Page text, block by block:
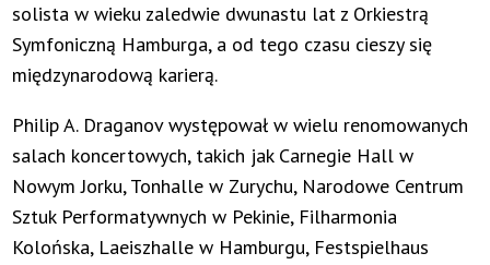
solista w wieku zaledwie dwunastu lat z Orkiestrą
Symfoniczną Hamburga, a od tego czasu cieszy się
międzynarodową karierą.
Philip A. Draganov występował w wielu renomowanych
salach koncertowych, takich jak Carnegie Hall w
Nowym Jorku, Tonhalle w Zurychu, Narodowe Centrum
Sztuk Performatywnych w Pekinie, Filharmonia
Kolońska, Laeiszhalle w Hamburgu, Festspielhaus